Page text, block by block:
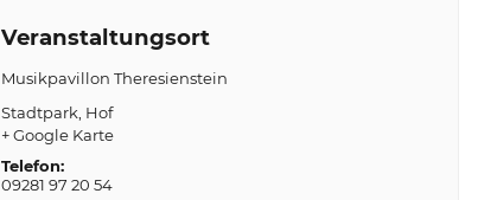
Veranstaltungsort
Musikpavillon Theresienstein
Stadtpark Hof
+ Google Karte
Telefon:
09281 97 20 54